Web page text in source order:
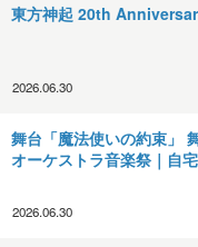
東方神起 20th
2026.06.30
舞台「魔法使いの約束」
オーケストラ音楽祭｜自
2026.06.30